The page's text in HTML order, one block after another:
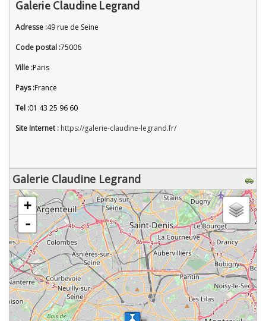
Galerie Claudine Legrand
Adresse :49 rue de Seine
Code postal :75006
Ville :Paris
Pays :France
Tel :01 43 25 96 60
Site Internet : https://galerie-claudine-legrand.fr/
Galerie Claudine Legrand
chargement de la carte - veuillez patienter...
+
-